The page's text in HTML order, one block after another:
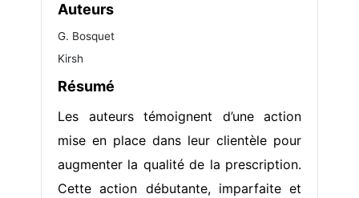
Auteurs
G. Bosquet
Kirsh
Résumé
Les auteurs témoignent d’une action
mise en place dans leur clientèle pour
augmenter la qualité de la prescription.
Cette action débutante, imparfaite et